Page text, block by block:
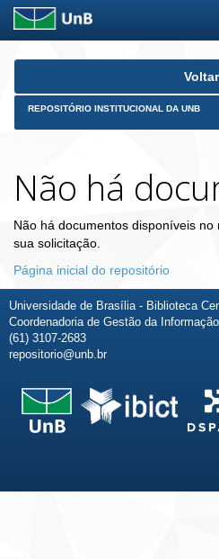
Skip
Voltar
REPOSITÓRIO INSTITUCIONAL DA UNB
Não há
Não há documentos disponíveis
sua solicitação.
Página inicial do repositório
Universidade de Brasília - Biblioteca
Coordenadoria de Gestão da
(61) 3107-2683
repositorio@unb.br